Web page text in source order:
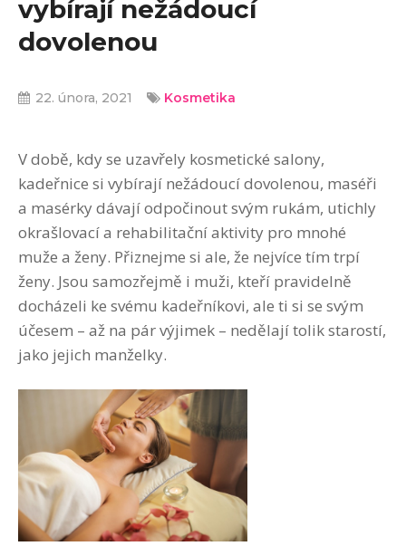
vybírají nežádoucí
dovolenou
22. února, 2021 Kosmetika
V době, kdy se uzavřely kosmetické salony,
kadeřnice si vybírají nežádoucí dovolenou, maséři
a masérky dávají odpočinout svým rukám, utichly
okrašlovací a rehabilitační aktivity pro mnohé
muže a ženy. Přiznejme si ale, že nejvíce tím trpí
ženy. Jsou samozřejmě i muži, kteří pravidelně
docházeli ke svému kadeřníkovi, ale ti si se svým
účesem – až na pár výjimek – nedělají tolik starostí,
jako jejich manželky.